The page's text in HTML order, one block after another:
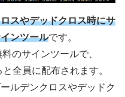
スやデッドクロス時にサ
ンツールです。
のサインツールで、
全員に配布されます。
ルデンクロスやデッドク